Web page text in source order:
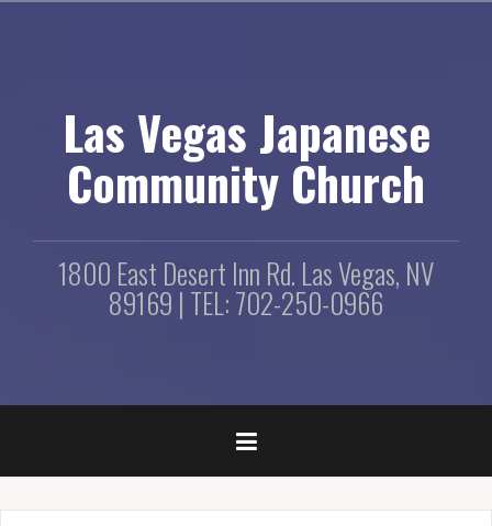
Las Vegas Japanese
Community Church
1800 East Desert Inn Rd. Las Vegas, NV
89169 | TEL: 702-250-0966